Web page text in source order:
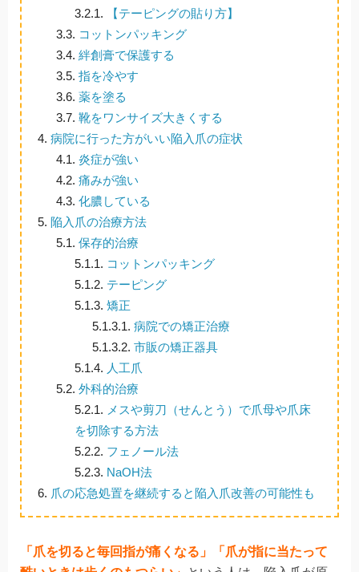
3.2.1. 【テーピングの貼り方】
3.3. コットンパッキング
3.4. 絆創膏で保護する
3.5. 指を冷やす
3.6. 薬を塗る
3.7. 靴をワンサイズ大きくする
4. 病院に行った方がいい陥入爪の症状
4.1. 炎症が強い
4.2. 痛みが強い
4.3. 化膿している
5. 陥入爪の治療方法
5.1. 保存的治療
5.1.1. コットンパッキング
5.1.2. テーピング
5.1.3. 矯正
5.1.3.1. 病院での矯正治療
5.1.3.2. 市販の矯正器具
5.1.4. 人工爪
5.2. 外科的治療
5.2.1. メスや剪刀（せんとう）で爪母や爪床
を切除する方法
5.2.2. フェノール法
5.2.3. NaOH法
6. 爪の応急処置を継続すると陥入爪改善の可能性も
「爪を切ると毎回指が痛くなる」「爪が指に当たって